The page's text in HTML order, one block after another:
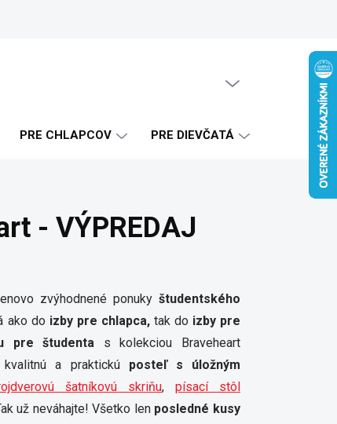
PRE CHLAPCOV PRE DIEVČATÁ
- VÝPREDAJ
zvýhodnené ponuky študentského
ako doizby pre chlapca,tak doizby pre
pre študenta s kolekciou Braveheart
a praktickúposteľ s úložným
šatníkovú skriňu, písací stôl
už neváhajte! Všetko lenposledné kusy